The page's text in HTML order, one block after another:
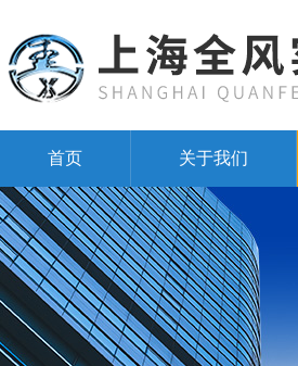
首页 关于我们